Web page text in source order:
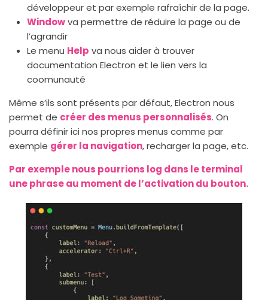
développeur et par exemple rafraîchir de la page.
Windowva permettre de réduire la page ou de
l’agrandir
Le menu Help va nous aider à trouver
documentation Electron et le lien vers la
coomunauté
Même s’ils sont présents par défaut, Electron nous
permet de créer des menus personnalisés. On
pourra définir ici nos propres menus comme par
exemple gérer la navigation, recharger la page, etc.
Par exemple nous pourrions log dans le terminal
une phrase au moment de l’activation du bouton.